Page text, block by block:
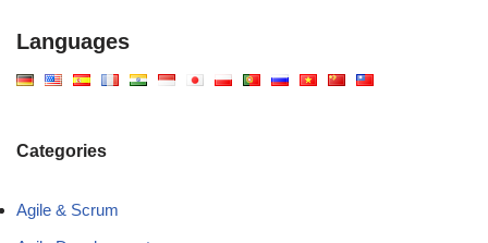
Languages
Categories
Agile & Scrum